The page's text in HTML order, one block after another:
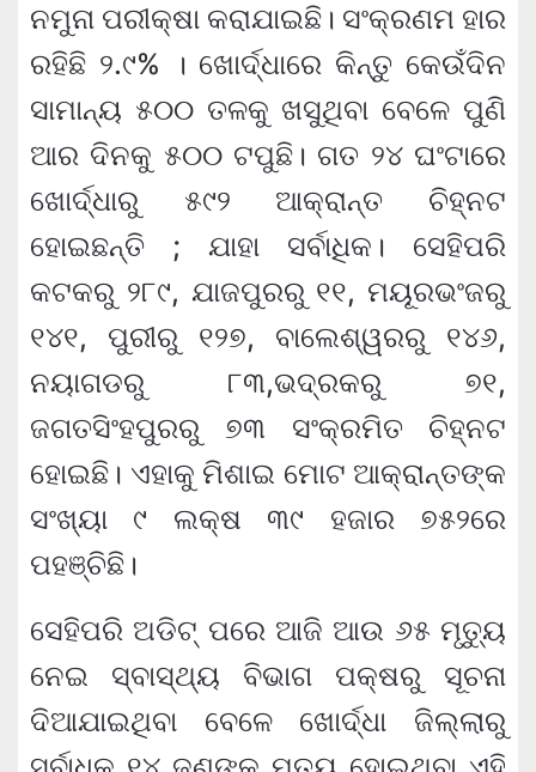
ନମୁନା ପରୀକ୍ଷା କରାଯାଇଛି। ସଂକ୍ରଣମ ହାର
ରହିଛି ୨.୯% । ଖୋର୍ଦ୍ଧାରେ କିନ୍ତୁ କେଉଁଦିନ
ସାମାନ୍ୟ ୫୦୦ ତଳକୁ ଖସୁଥିବା ବେଳେ ପୁଣି
ଆର ଦିନକୁ ୫୦୦ ଟପୁଛି। ଗତ ୨୪ ଘଂଟାରେ
ଖୋର୍ଦ୍ଧାରୁ ୫୯୨ ଆକ୍ରାନ୍ତ ଚିହ୍ନଟ
ହୋଇଛନ୍ତି ; ଯାହା ସର୍ବାଧିକ। ସେହିପରି
କଟକରୁ ୨୮୯, ଯାଜପୁରରୁ ୧୧, ମୟୂରଭଂଜରୁ
୧୪୧, ପୁରୀରୁ ୧୨୭, ବାଲେଶ୍ୱରରୁ ୧୪୬,
ନୟାଗଡରୁ ୮୩,ଭଦ୍ରକରୁ ୭୧,
ଜଗତସିଂହପୁରରୁ ୭୩ ସଂକ୍ରମିତ ଚିହ୍ନଟ
ହୋଇଛି। ଏହାକୁ ମିଶାଇ ମୋଟ ଆକ୍ରାନ୍ତଙ୍କ
ସଂଖ୍ୟା ୯ ଲକ୍ଷ ୩୯ ହଜାର ୭୫୨ରେ
ପହଞ୍ଚିଛି।
ସେହିପରି ଅଡିଟ୍ ପରେ ଆଜି ଆଉ ୬୫ ମୃତ୍ୟୁ
ନେଇ ସ୍ବାସ୍ଥ୍ୟ ବିଭାଗ ପକ୍ଷରୁ ସୂଚନା
ଦିଆଯାଇଥିବା ବେଳେ ଖୋର୍ଦ୍ଧା ଜିଲ୍ଲାରୁ